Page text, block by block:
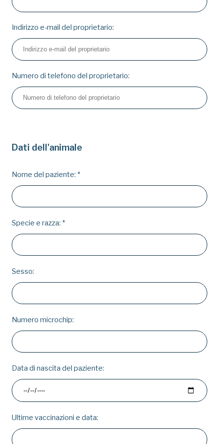
Indirizzo e-mail del proprietario:
Numero di telefono del proprietario:
Dati dell'animale
Nome del paziente: *
Specie e razza: *
Sesso:
Numero microchip:
Data di nascita del paziente:
Ultime vaccinazioni e data: